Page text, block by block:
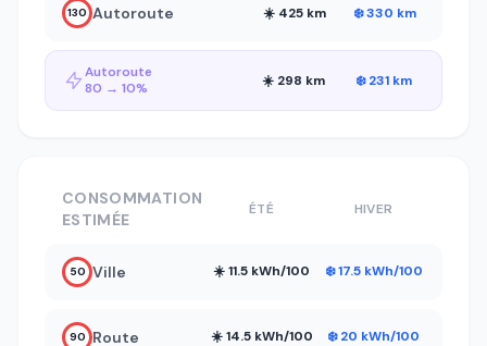
130 Autoroute ☀️ 425 km ❄️ 330 km
Autoroute
80 → 10%
☀️ 298 km ❄️ 231 km
CONSOMMATION
ESTIMÉE
ÉTÉ HIVER
50 Ville ☀️ 11.5 kWh/100 ❄️ 17.5 kWh/100
90 Route ☀️ 14.5 kWh/100 ❄️ 20 kWh/100